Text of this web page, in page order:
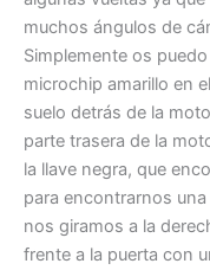
muchos ángulos de
Simplemente os
microchip amarillo en
suelo detrás de la
parte trasera de la
la llave negra, que
para encontrarnos
nos giramos a la
frente a la puerta con